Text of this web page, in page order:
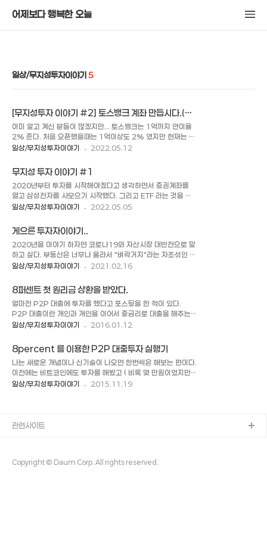
어제보다 행복한 오늘
일상/무지성투자이야기5
[무지성투자 이야기 #2] 토스뱅크 계좌 만듭시다.(연
이율2% 1억까지)
이미 알고 계신 분들이 많겠지만... 토스뱅크는 1억까지 연이율
2% 준다. 처음 오픈했을때는 1억이상도 2% 였지만 현재는 1
억까지만 제공한다. 지금 미국 주식시장도 국내 주식시장도 코인
금이나 예금이 아닌 일반 입출금 통장이 아무조건 없이 2% 이
니 가입을 안 할 수가 없다. 그래서 나도 토스로(?) 몰빵 중이다.
급여나 공과금 계좌는 바꾸지는 않지만 일단 월급 타면 토스로
갔다가 다시 재분배 되는 시스템을 구축했다. 마이데이터도 토스
로 했더니 너무 편해졌다. 그리고 토스 장점인지 모르겠지만 자
걸릴 경우 휴일 이후 첫 영업일에 이체가 되는데 휴일날이라도
일상/무지성투자이야기 2022.05.12
무지성 투자 이야기 #1
2020년부터 투자를 시작해야겠다고 생각하면서 증권계좌를
열고 삼성전자를 사모으기 시작했다. 그리고 ETF 라는 것을 알
게 되면서 이거야 말로 무지성 투자에 가장 좋은 상품이 아닌가
ETF 로 다 갈아탔다. 미국 시장의 ETF 를 바로 산 것은 아니지
만..(주로 한국상장 S&P 500 ETF 구매) 2022년에 금리가 오
르고(미국 fed 에서 금리 0.5 퍼 올림, 그리고 앞으로도 계속 올
릴 예정) 주식시장이 어려워져가는 시점에서 기록을 남기기 위
해 다시 블로그에 글을 남기기 시작했다. 현재를 기록하지 않으
기억할 수 없을 것 같다. 나의 투자 철학은 다른건 없고 그냥
일상/무지성투자이야기 2022.05.05
게으른 투자자이야기..
2020년을 이야기 하자면 코로나19와 자산시장 대반전으로 말
하고 싶다. 부동산은 너무나 올라서 "벼락거지"라는 자조섞인 단
어가 등장하기도 하고.. 코로나19 때문에 자영업자는 어렵다고
부터 올해까지 이어지는 "대주식시대"를 보면서 진짜 경제가 어
려운게 맞는지 알 수가 없다. 자산시장을 성장을 보면서 진짜 저
축만이 미덕이 아님을 뼈져리게 느끼고 있다. 요즘 유튜브에 주
식, 경제 관련 내용이 많다. 그 중에 내 마음에 꽂힌 내용은.. " 저
축만 하면 내 돈이 녹아내리고 있는 겁니다..." " 주식은 안 하셔
부동산이든) 하지 않으면 더 어려운 상황을 맞이 할 것 같은 불안
감이..
일상/무지성투자이야기 2021.02.16
8퍼센트 첫 원리금 상환을 받았다.
얼마전 P2P 대출에 투자를 했다고 포스팅을 한 적이 있다.
P2P 대출이란 개인과 개인을 이어서 중금리로 대출을 해주는
시스템으로 1금융과 2금융사이 중금리 틈새시장을 노리는 대부
해보았는데 2015년 11월에 투자한 5만원에 대한 원리금이 처
음 상환이 되었다. 11일이 상환일인데 정확히 입금된 것을 보니
약간(?) 신뢰도가 상승했다. 5만원이라는 소액을 투자 했기 때
문에 이번에 상환 받은 금액은 4천원 가량이지만 이게 누적이 되
서 매달 5만원(투자 최소 금액) 받는정도까지 투자를 하고 이후
일상/무지성투자이야기 2016.01.12
8percent 를 이용한 P2P 대출투자 실행기
나는 새로운 개념이나 신기술이 나오면 한번씩은 해보는 편이다.
이전에는 비트코인에도 투자를 해봤고 ( 비록 몇 만원이었지만..
신기한 세계였다. ) 요즘은 해외직구에열을 올리고 있는 중이다.
http://www.ytn.co.kr/_ln/0102_201509300812590
얘기 했는데 여기서는 대출자와 투자자를 묶어서 대출을 연결..
일상/무지성투자이야기 2015.11.19
Copyright © Daum Corp. All rights reserved.
관련사이트